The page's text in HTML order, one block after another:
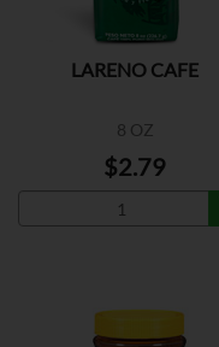
LARENO CAFE
8 OZ
$2.79